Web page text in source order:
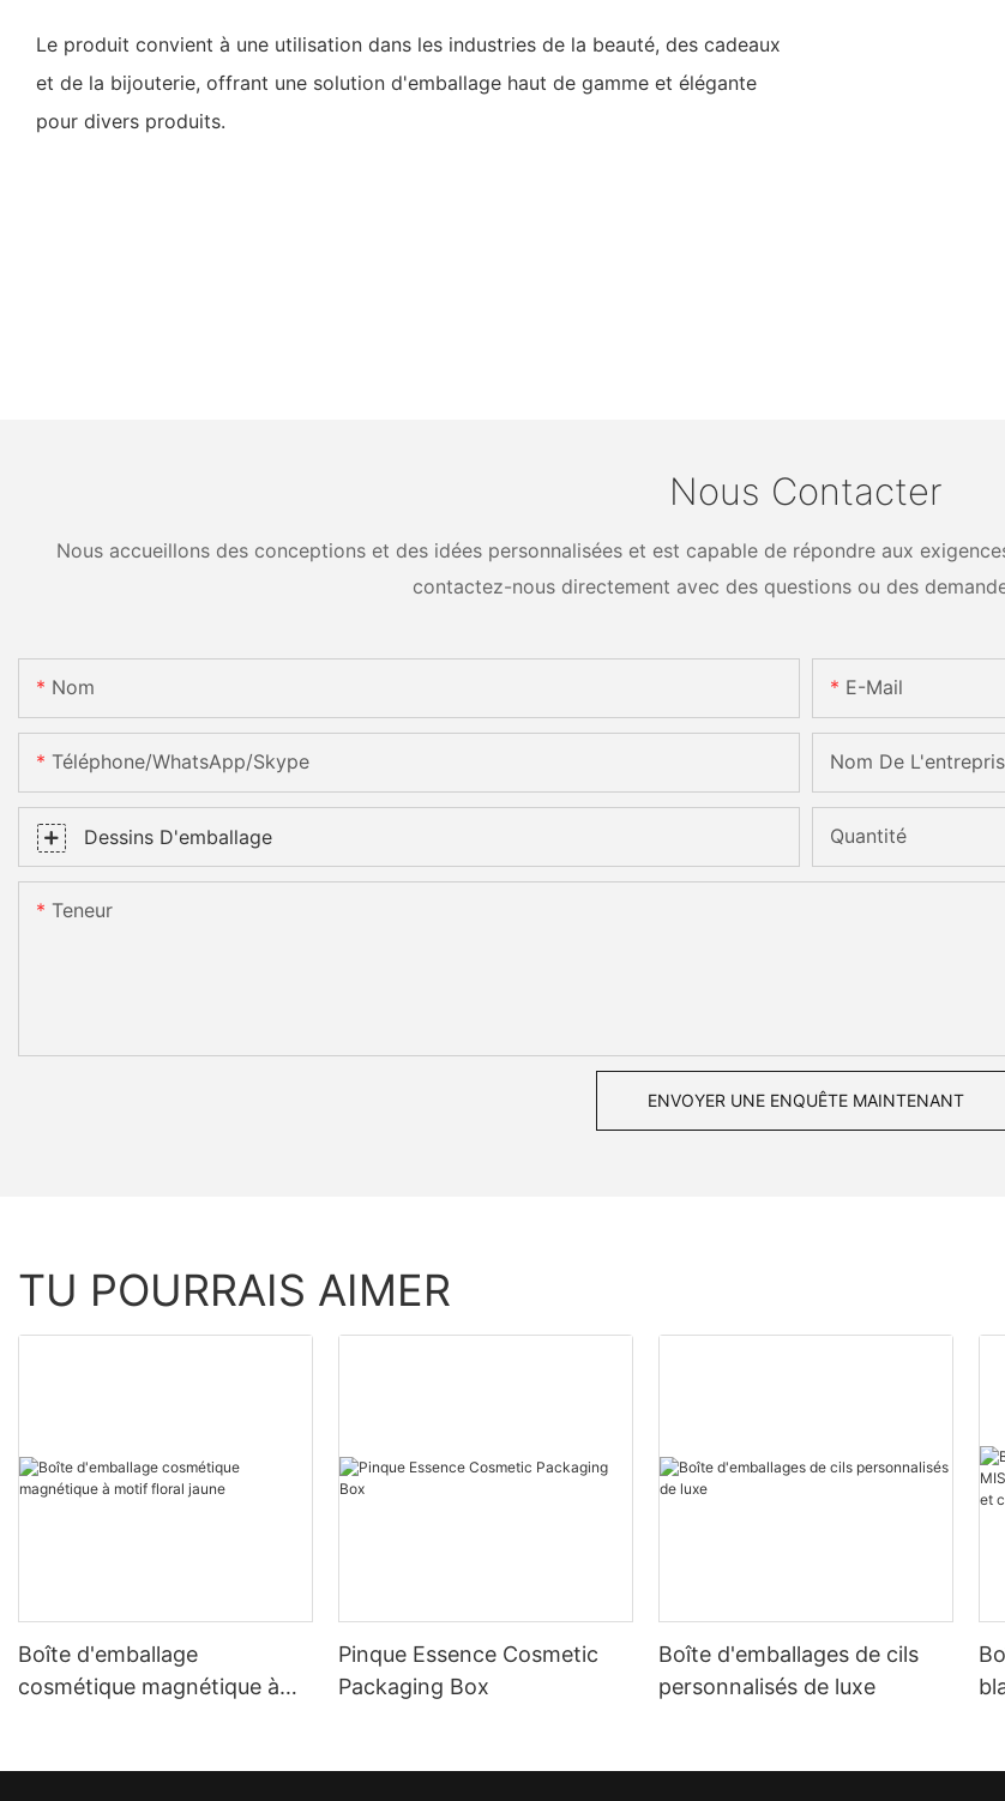
Le produit convient à une utilisation dans les industries de la beauté, des cadeaux
et de la bijouterie, offrant une solution d'emballage haut de gamme et élégante
pour divers produits.
Nous Contacter
Nous accueillons des conceptions et des idées personnalisées et est capable de répondre aux
contactez-nous directement avec des questions ou des
Nom E-Mail
Téléphone/WhatsApp/Skype Nom De
Dessins D'emballage Quantité
Teneur
ENVOYER UNE ENQUÊTE MAINTENANT
TU POURRAIS AIMER
Boîte d'emballage
cosmétique magnétique à
Pinque Essence Cosmetic
Packaging Box
Boîte d'emballages de cils
personnalisés de luxe